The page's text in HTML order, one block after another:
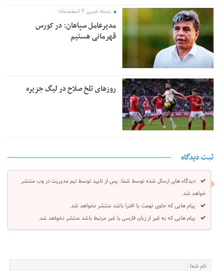
بسته خبری ۴ اسفندماه؛
مدیرعامل سپاهان: در کورس
قهرمانی هستیم
روزهای تلخ صلاح در لیگ جزیره
ثبت دیدگاه
دیدگاه های ارسال شده توسط شما، پس از تایید توسط تیم مدیریت در وب منتشر
خواهد شد.
پیام هایی که حاوی تهمت یا افترا باشد منتشر نخواهد شد.
پیام هایی که به غیر از زبان فارسی یا غیر مرتبط باشد منتشر نخواهد شد.